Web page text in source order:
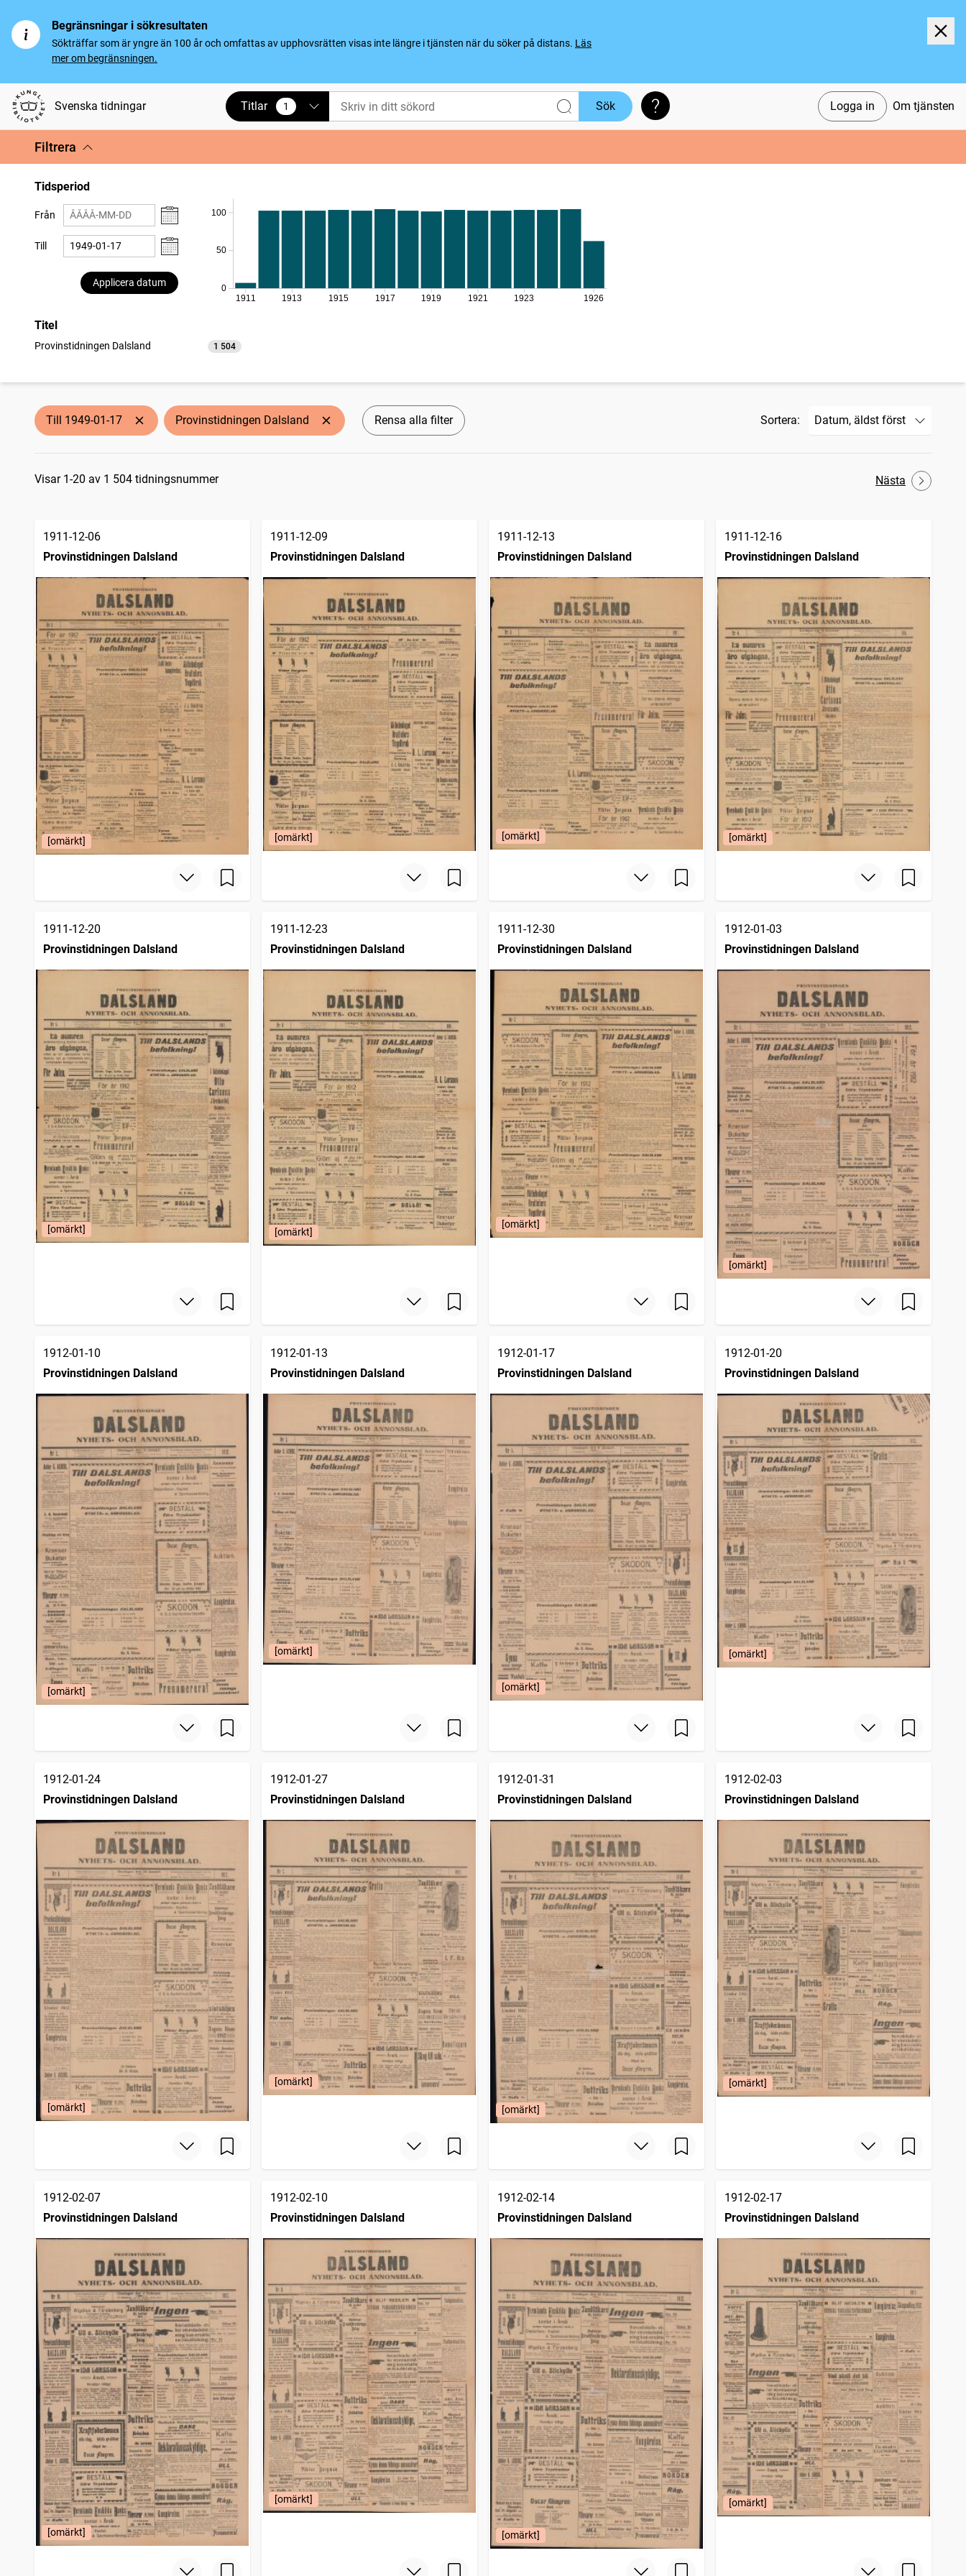
Begränsningar i sökresultaten
Sökträffar som är yngre än 100 år och omfattas av upphovsrätten visas inte längre i tjänsten när du söker på distans. Läs
mer om begränsningen.
Svenska tidningar Logga in Om tjänsten
Titlar 1
vald Sök Söktips
Filtrera
Tidsperiod
Från
Till
Applicera datum
0
50
100
1911 1913 1915 1917 1919 1921 1923 1926
Titel
Provinstidningen Dalsland 1 504
träffar
Till 1949-01-17 Provinstidningen Dalsland Rensa alla filter Sortera:
Sökresultat
Visar 1-20 av 1 504 tidningsnummer Nästa
1911-12-06
Provinstidningen Dalsland
[omärkt]
1911-12-09
Provinstidningen Dalsland
[omärkt]
1911-12-13
Provinstidningen Dalsland
[omärkt]
1911-12-16
Provinstidningen Dalsland
[omärkt]
1911-12-20
Provinstidningen Dalsland
[omärkt]
1911-12-23
Provinstidningen Dalsland
[omärkt]
1911-12-30
Provinstidningen Dalsland
[omärkt]
1912-01-03
Provinstidningen Dalsland
[omärkt]
1912-01-10
Provinstidningen Dalsland
[omärkt]
1912-01-13
Provinstidningen Dalsland
[omärkt]
1912-01-17
Provinstidningen Dalsland
[omärkt]
1912-01-20
Provinstidningen Dalsland
[omärkt]
1912-01-24
Provinstidningen Dalsland
[omärkt]
1912-01-27
Provinstidningen Dalsland
[omärkt]
1912-01-31
Provinstidningen Dalsland
[omärkt]
1912-02-03
Provinstidningen Dalsland
[omärkt]
1912-02-07
Provinstidningen Dalsland
[omärkt]
1912-02-10
Provinstidningen Dalsland
[omärkt]
1912-02-14
Provinstidningen Dalsland
[omärkt]
1912-02-17
Provinstidningen Dalsland
[omärkt]